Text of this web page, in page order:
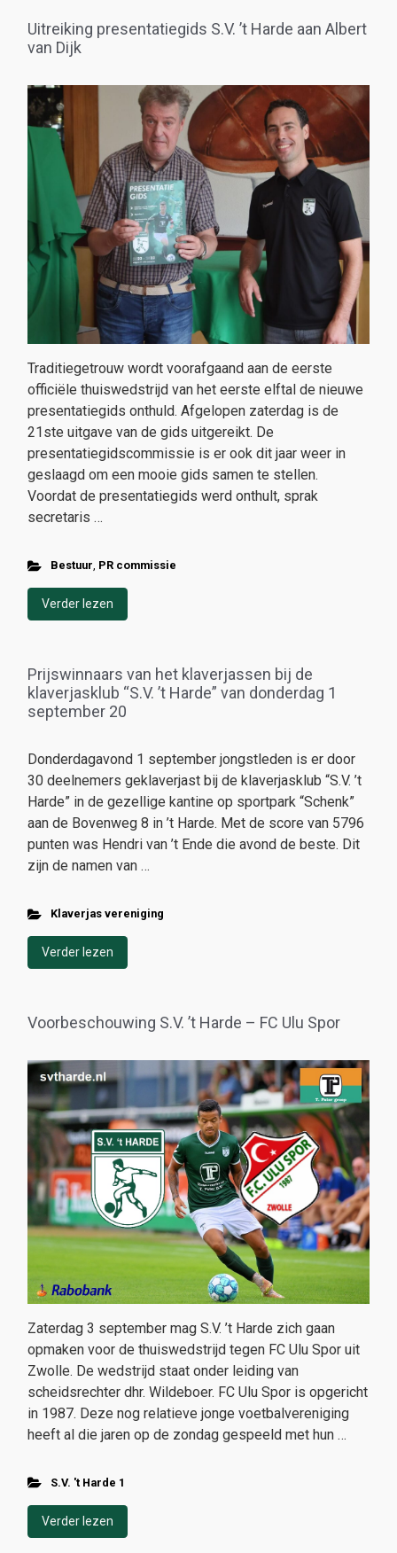
Uitreiking presentatiegids S.V. ’t Harde aan Albert
van Dijk
Traditiegetrouw wordt voorafgaand aan de eerste
officiële thuiswedstrijd van het eerste elftal de nieuwe
presentatiegids onthuld. Afgelopen zaterdag is de
21ste uitgave van de gids uitgereikt. De
presentatiegidscommissie is er ook dit jaar weer in
geslaagd om een mooie gids samen te stellen.
Voordat de presentatiegids werd onthult, sprak
secretaris …
Bestuur, PR commissie
Verder lezen
Prijswinnaars van het klaverjassen bij de
klaverjasklub “S.V. ’t Harde” van donderdag 1
september 20
Donderdagavond 1 september jongstleden is er door
30 deelnemers geklaverjast bij de klaverjasklub “S.V. ’t
Harde” in de gezellige kantine op sportpark “Schenk”
aan de Bovenweg 8 in ’t Harde. Met de score van 5796
punten was Hendri van ’t Ende die avond de beste. Dit
zijn de namen van …
Klaverjas vereniging
Verder lezen
Voorbeschouwing S.V. ’t Harde – FC Ulu Spor
Zaterdag 3 september mag S.V. ’t Harde zich gaan
opmaken voor de thuiswedstrijd tegen FC Ulu Spor uit
Zwolle. De wedstrijd staat onder leiding van
scheidsrechter dhr. Wildeboer. FC Ulu Spor is opgericht
in 1987. Deze nog relatieve jonge voetbalvereniging
heeft al die jaren op de zondag gespeeld met hun …
S.V. 't Harde 1
Verder lezen